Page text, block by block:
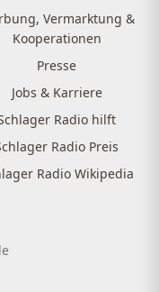
Vermarktung &
Kooperationen
Presse
Jobs & Karriere
Radio hilft
Radio Preis
Radio Wikipedia